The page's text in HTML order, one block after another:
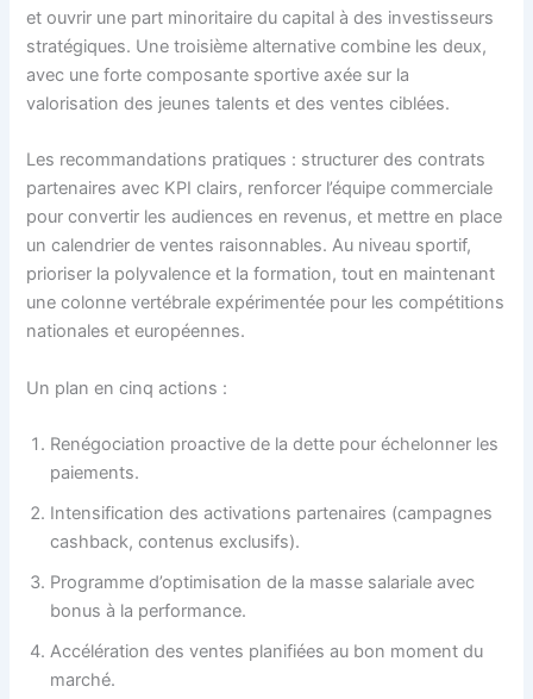
et ouvrir une part minoritaire du capital à des investisseurs
stratégiques. Une troisième alternative combine les deux,
avec une forte composante sportive axée sur la
valorisation des jeunes talents et des ventes ciblées.
Les recommandations pratiques : structurer des contrats
partenaires avec KPI clairs, renforcer l’équipe commerciale
pour convertir les audiences en revenus, et mettre en place
un calendrier de ventes raisonnables. Au niveau sportif,
prioriser la polyvalence et la formation, tout en maintenant
une colonne vertébrale expérimentée pour les compétitions
nationales et européennes.
Un plan en cinq actions :
Renégociation proactive de la dette pour échelonner les
paiements.
Intensification des activations partenaires (campagnes
cashback, contenus exclusifs).
Programme d’optimisation de la masse salariale avec
bonus à la performance.
Accélération des ventes planifiées au bon moment du
marché.